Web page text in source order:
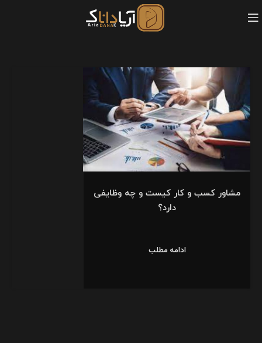
مشاور کسب و کار کیست و چه وظایفی
دارد؟
ادامه مطلب